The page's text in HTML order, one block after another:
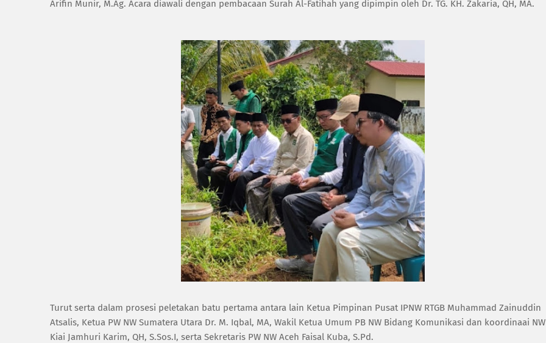
Arifin Munir, M.Ag. Acara diawali dengan pembacaan Surah Al-Fatihah yang dipimpin oleh Dr. TG. KH. Zakaria, QH, MA.
‎Turut serta dalam prosesi peletakan batu pertama antara lain Ketua Pimpinan Pusat IPNW RTGB Muhammad Zainuddin
Atsalis, Ketua PW NW Sumatera Utara Dr. M. Iqbal, MA, Wakil Ketua Umum PB NW Bidang Komunikasi dan koordinaai NW
Kiai Jamhuri Karim, QH, S.Sos.I, serta Sekretaris PW NW Aceh Faisal Kuba, S.Pd.